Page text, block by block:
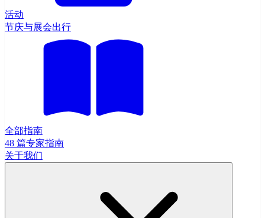
活动
节庆与展会出行
全部指南
48 篇专家指南
关于我们